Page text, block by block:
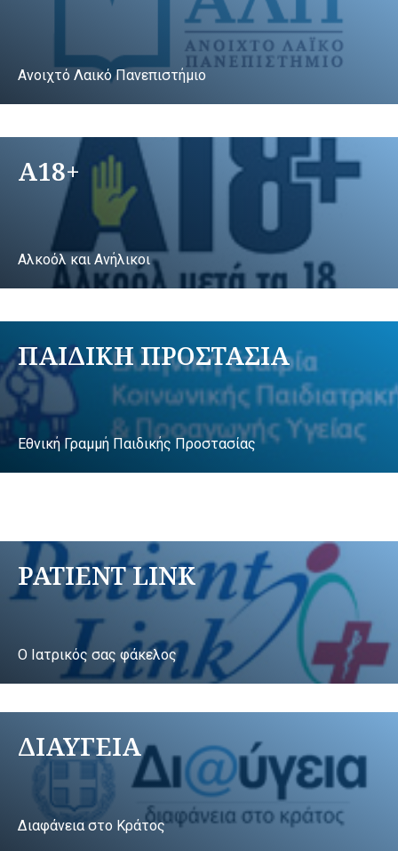
Ανοιχτό Λαικό Πανεπιστήμιο
A18+
Αλκοόλ και Ανήλικοι
ΠΑΙΔΙΚΗ ΠΡΟΣΤΑΣΙΑ
Εθνική Γραμμή Παιδικής Προστασίας
PATIENT LINK
Ο Ιατρικός σας φάκελος
ΔΙΑΥΓΕΙΑ
Διαφάνεια στο Κράτος